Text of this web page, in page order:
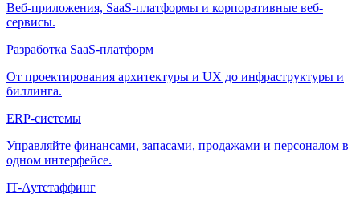
Веб-приложения, SaaS-платформы и корпоративные веб-
сервисы.
Разработка SaaS-платформ
От проектирования архитектуры и UX до инфраструктуры и
биллинга.
ERP-системы
Управляйте финансами, запасами, продажами и персоналом в
одном интерфейсе.
IT-Аутстаффинг